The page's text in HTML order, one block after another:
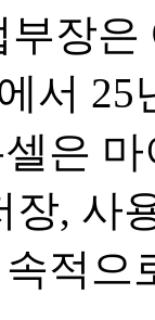
부장
서
은
장, 사
적으